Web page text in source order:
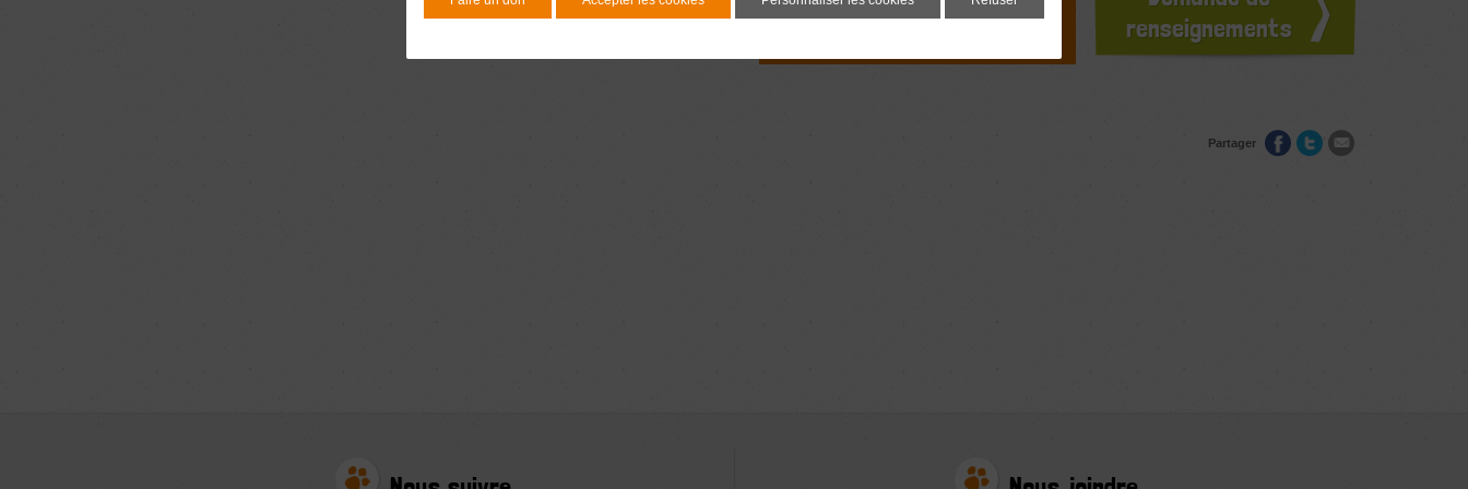
Document à signer 7 jours
renseignements
Partager